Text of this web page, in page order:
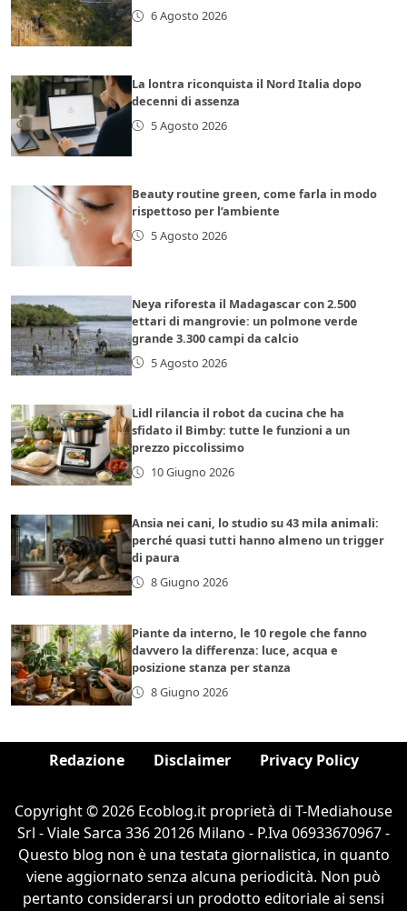
6 Agosto 2026
La lontra riconquista il Nord Italia dopo
decenni di assenza
5 Agosto 2026
Beauty routine green, come farla in modo
rispettoso per l’ambiente
5 Agosto 2026
Neya riforesta il Madagascar con 2.500
ettari di mangrovie: un polmone verde
grande 3.300 campi da calcio
5 Agosto 2026
Lidl rilancia il robot da cucina che ha
sfidato il Bimby: tutte le funzioni a un
prezzo piccolissimo
10 Giugno 2026
Ansia nei cani, lo studio su 43 mila animali:
perché quasi tutti hanno almeno un trigger
di paura
8 Giugno 2026
Piante da interno, le 10 regole che fanno
davvero la differenza: luce, acqua e
posizione stanza per stanza
8 Giugno 2026
Redazione Disclaimer Privacy Policy
Copyright © 2026 Ecoblog.it proprietà di T-Mediahouse
Srl - Viale Sarca 336 20126 Milano - P.Iva 06933670967 -
Questo blog non è una testata giornalistica, in quanto
viene aggiornato senza alcuna periodicità. Non può
pertanto considerarsi un prodotto editoriale ai sensi